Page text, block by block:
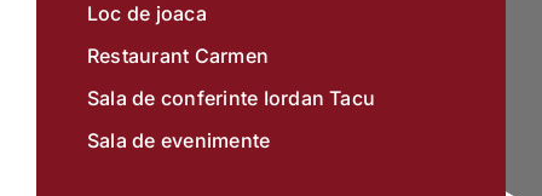
Loc de joaca
Restaurant Carmen
Sala de conferinte Iordan Tacu
Sala de evenimente